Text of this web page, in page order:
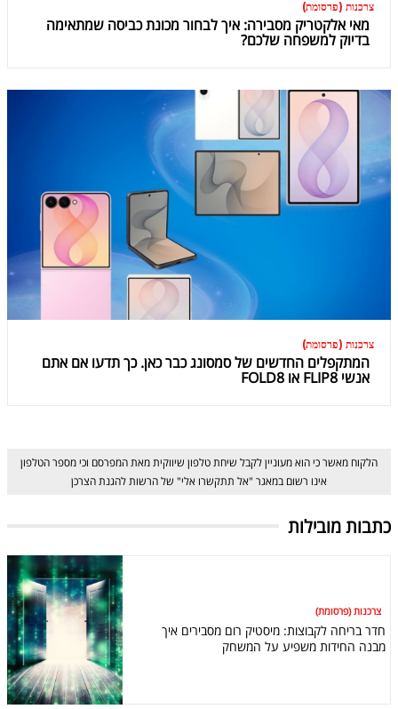
צרכנות (פרסומת)
מאי אלקטריק מסבירה: איך לבחור מכונת כביסה שמתאימה
בדיוק למשפחה שלכם?
צרכנות (פרסומת)
המתקפלים החדשים של סמסונג כבר כאן. כך תדעו אם אתם
אנשי FLIP8 או FOLD8
הלקוח מאשר כי הוא מעוניין לקבל שיחת טלפון שיווקית מאת המפרסם וכי מספר הטלפון
אינו רשום במאגר "אל תתקשרו אלי" של הרשות להגנת הצרכן
כתבות מובילות
צרכנות (פרסומת)
חדר בריחה לקבוצות: מיסטיק רום מסבירים איך
מבנה החידות משפיע על המשחק